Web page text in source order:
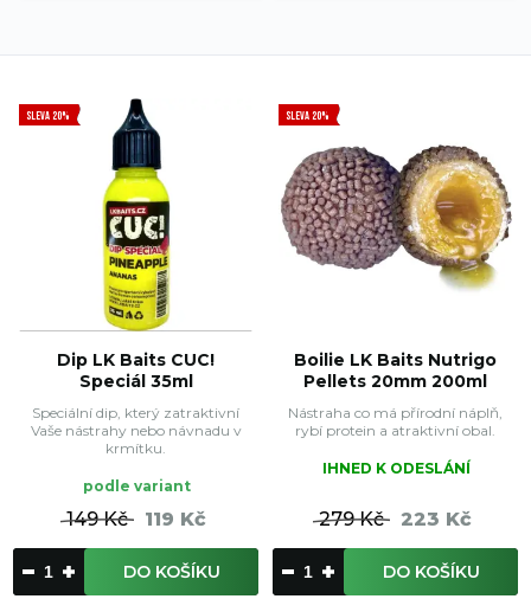
SLEVA 20%
Dip LK Baits CUC!
Speciál 35ml
Speciální dip, který zatraktivní
Vaše nástrahy nebo návnadu v
krmítku.
podle variant
149 Kč 119 Kč
DO KOŠÍKU
SLEVA 20%
Boilie LK Baits Nutrigo
Pellets 20mm 200ml
Nástraha co má přírodní náplň,
rybí protein a atraktivní obal.
IHNED K ODESLÁNÍ
279 Kč 223 Kč
DO KOŠÍKU